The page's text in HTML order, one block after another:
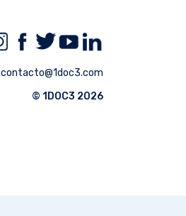
contacto@1doc3.com
© 1DOC3 2026